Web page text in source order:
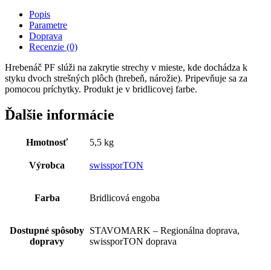
Popis
Parametre
Doprava
Recenzie (0)
Hrebenáč PF slúži na zakrytie strechy v mieste, kde dochádza k
styku dvoch strešných plôch (hrebeň, nárožie). Pripevňuje sa za
pomocou príchytky. Produkt je v bridlicovej farbe.
Ďalšie informácie
Hmotnosť 5,5 kg
Výrobca swissporTON
Farba Bridlicová engoba
Dostupné spôsoby
dopravy
STAVOMARK – Regionálna doprava,
swissporTON doprava